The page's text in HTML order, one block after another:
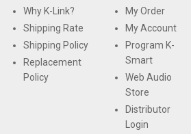
Why K-Link?
Shipping Rate
Shipping Policy
Replacement
Policy
My Order
My Account
Program K-
Smart
Web Audio
Store
Distributor
Login